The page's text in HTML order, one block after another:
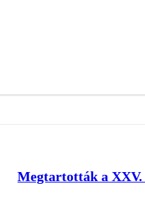
Megtartották a XXV.